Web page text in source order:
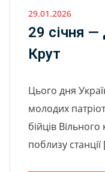
29.01.2026
29 січня —
Крут
Цього дня
молодих
бійців Вільного
поблизу